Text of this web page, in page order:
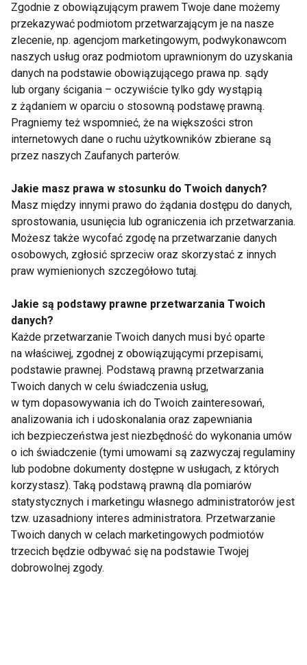
Na sportowo
Jesień w stylu
freestyle
Moda na paseczki
Do klubu i w plenerze Garnitur na sportowo
Nie przegap nowości ze
świata FIT!
Zapisz się do naszego newslettera
Wyrażam zgodę na otrzymywanie informacji
handlowej drogą elektroniczną na podany adres e-mail
przez FIT.PL. Więcej informacji znajdziesz w Polityce
Prywatności.
Zgodnie z obowiązującym prawem Twoje dane możemy
przekazywać podmiotom przetwarzającym je na nasze
zlecenie, np. agencjom marketingowym, podwykonawcom
naszych usług oraz podmiotom uprawnionym do uzyskania
danych na podstawie obowiązującego prawa np. sądy
lub organy ścigania – oczywiście tylko gdy wystąpią
z żądaniem w oparciu o stosowną podstawę prawną.
Pragniemy też wspomnieć, że na większości stron
internetowych dane o ruchu użytkowników zbierane są
przez naszych Zaufanych parterów.
Jakie masz prawa w stosunku do Twoich danych?
Masz między innymi prawo do żądania dostępu do danych,
sprostowania, usunięcia lub ograniczenia ich przetwarzania.
Możesz także wycofać zgodę na przetwarzanie danych
osobowych, zgłosić sprzeciw oraz skorzystać z innych
praw wymienionych szczegółowo tutaj.
Jakie są podstawy prawne przetwarzania Twoich
danych?
Każde przetwarzanie Twoich danych musi być oparte
na właściwej, zgodnej z obowiązującymi przepisami,
podstawie prawnej. Podstawą prawną przetwarzania
Twoich danych w celu świadczenia usług,
w tym dopasowywania ich do Twoich zainteresowań,
analizowania ich i udoskonalania oraz zapewniania
ich bezpieczeństwa jest niezbędność do wykonania umów
o ich świadczenie (tymi umowami są zazwyczaj regulaminy
lub podobne dokumenty dostępne w usługach, z których
korzystasz). Taką podstawą prawną dla pomiarów
statystycznych i marketingu własnego administratorów jest
tzw. uzasadniony interes administratora. Przetwarzanie
Twoich danych w celach marketingowych podmiotów
trzecich będzie odbywać się na podstawie Twojej
dobrowolnej zgody.